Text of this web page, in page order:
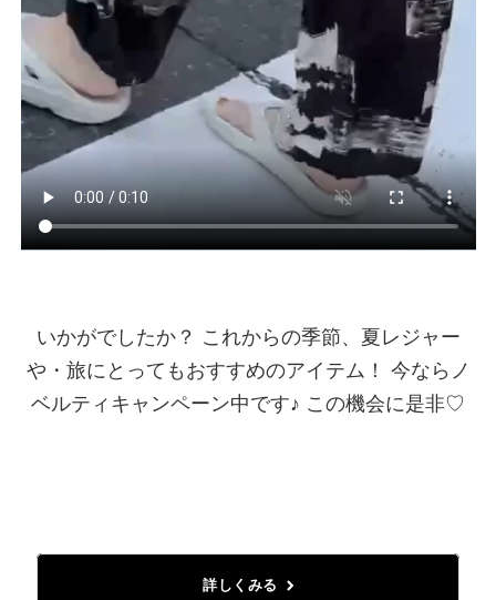
いかがでしたか？ これからの季節、夏レジャー
や・旅にとってもおすすめのアイテム！ 今ならノ
ベルティキャンペーン中です♪ この機会に是非♡
詳しくみる